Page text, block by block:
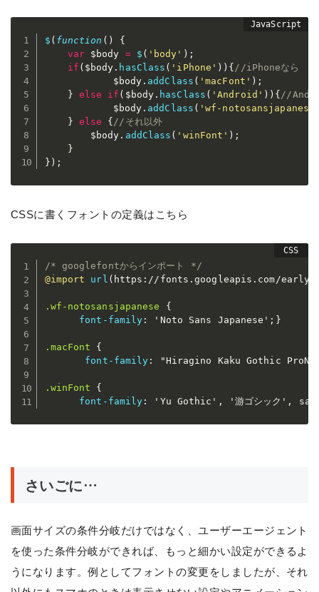
$ ( function ( )
{
var $body = $ ( 'body' ) ;
if ( $body . hasClass ( 'iPhone' ) ) { //iPhoneなら
			$body
. addClass ( 'macFont' ) ;
} else if ( $body . hasClass ( 'Android' ) ) { //
			$body
. addClass ( 'wf-
} else { //それ以外
	    $body
. addClass ( 'winFont' ) ;
}
} ) ;
CSSに書くフォントの定義はこちら
/* googlefontからインポート */
@import
url ( https://fonts.googleapis.com/
.wf-notosansjapanese
{
font-family : 'Noto Sans Japanese' ; }
.macFont
{
font-family : "Hiragino Kaku Gothic ProN"
.winFont
{
font-family : 'Yu Gothic' , '游ゴシック' ,
さいごに…
画面サイズの条件分岐だけではなく、ユーザーエージェント
を使った条件分岐ができれば、もっと細かい設定ができるよ
うになります。例としてフォントの変更をしましたが、それ